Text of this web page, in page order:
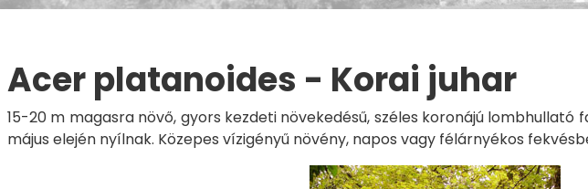
Acer platanoides - Korai juhar
15-20 m magasra növő, gyors kezdeti növekedésű, széles koronájú
május elején nyílnak. Közepes vízigényű növény, napos vagy félárnyékos